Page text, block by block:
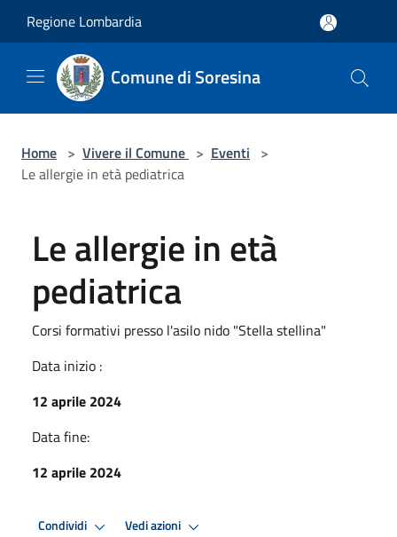
Regione Lombardia
Comune di Soresina
Home > Vivere il Comune > Eventi >
Le allergie in età pediatrica
Le allergie in età
pediatrica
Corsi formativi presso l'asilo nido "Stella stellina"
Data inizio :
12 aprile 2024
Data fine:
12 aprile 2024
Condividi Vedi azioni